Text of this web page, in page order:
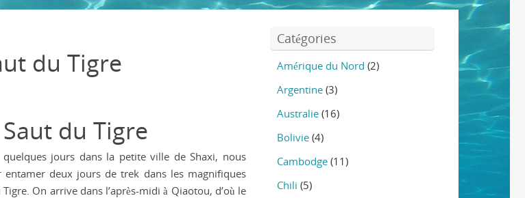
du Tigre
du Tigre
quelques jours dans la petite ville de Shaxi, nous
deux jours de trek dans les magnifiques
On arrive dans l’après-midi à Qiaotou, d’où le
Catégories
Amérique du Nord (2)
Argentine (3)
Australie (16)
Bolivie (4)
Cambodge (11)
Chili (5)